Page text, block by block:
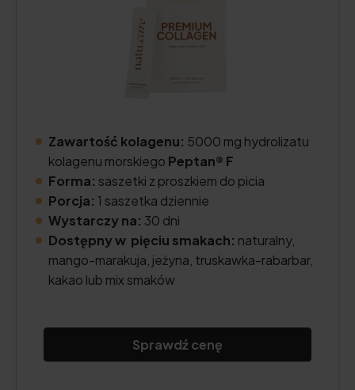
Zawartość kolagenu: 5000 mg hydrolizatu
kolagenu morskiego Peptan® F
Forma: saszetki z proszkiem do picia
Porcja: 1 saszetka dziennie
Wystarczy na: 30 dni
Dostępny w pięciu smakach: naturalny,
mango-marakuja, jeżyna, truskawka-rabarbar,
kakao lub mix smaków
Sprawdź cenę